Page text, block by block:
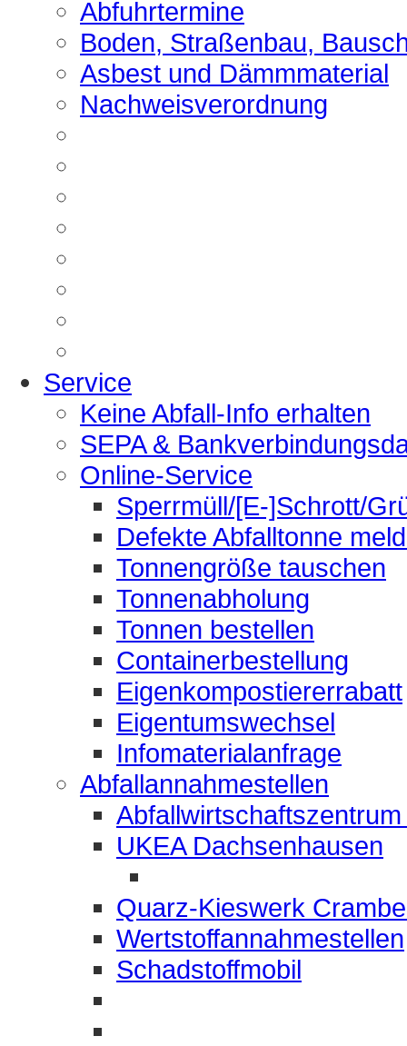
Abfuhrtermine
Boden, Straßenbau,
Asbest und Dämmmaterial
Nachweisverordnung
Service
Keine Abfall-Info erhalten
SEPA &
Online-Service
Sperrmüll/[E-]Schrott/
Defekte Abfalltonne
Tonnengröße tauschen
Tonnenabholung
Tonnen bestellen
Containerbestellung
Eigenkompostiererrabatt
Eigentumswechsel
Infomaterialanfrage
Abfallannahmestellen
UKEA Dachsenhausen
Quarz-Kieswerk
Wertstoffannahmestellen
Schadstoffmobil